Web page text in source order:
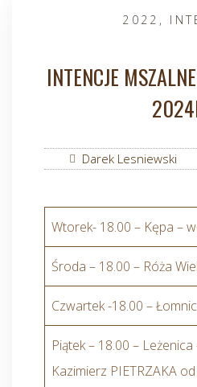
2022 ,
INTENCJE
Darek Lesniewski
Wtorek- 18.00 – Kępa –
Środa – 18.00 – Róża
Czwartek -18.00 –
Piątek – 18.00 – Leżenica
Kazimierz PIETRZAKA